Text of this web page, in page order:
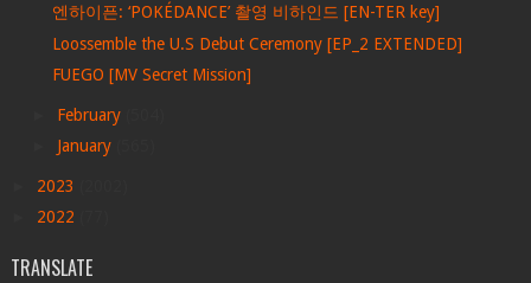
엔하이픈: ‘POKÉDANCE’ 촬영 비하인드 [EN-TER key]
Loossemble the U.S Debut Ceremony [EP_2 EXTENDED]
FUEGO [MV Secret Mission]
February
January
2023
2022
TRANSLATE